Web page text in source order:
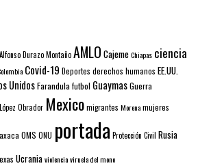
Alfonso Durazo MontañoAMLO CajemeChiapas ciencia
Covid-19 Deportes derechos humanos EE.UU.
UnidosFarandulafutbol GuaymasGuerra
López Obrador Mexicomigrantes Morenamujeres
OMS ONU portada Protección Civil Rusia
Ucraniaviolenciaviruela del mono